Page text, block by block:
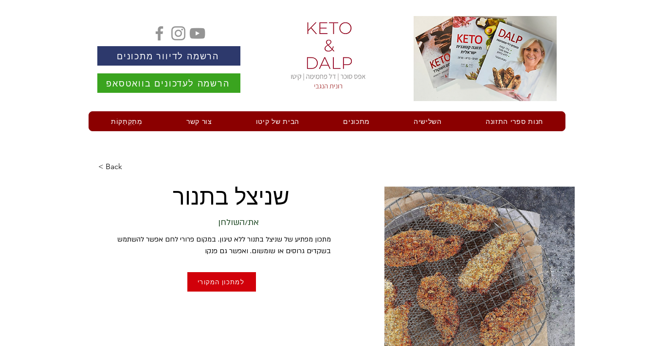
הרשמה לדיוור מתכונים
הרשמה לעדכונים בוואטסאפ
חנות ספרי התזונה השלישיה מתכונים הבית של קיטו צור קשר מְתַקְתַּקּוֹת
< Back
שניצל בתנור
את/השולחן
מתכון מפתיע של שניצל בתנור ללא טיגון. במקום פרורי לחם אפשר להשתמש
בשקדים גרוסים או שומשום. ואפשר גם פנקו
למתכון המקורי